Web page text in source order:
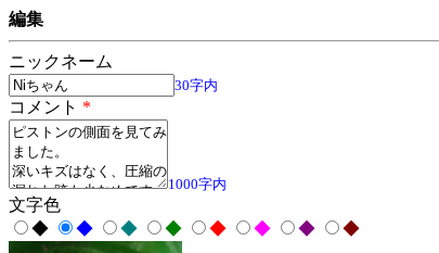
編集
ニックネーム
30字内
コメント *
1000字内
文字色
◆
◆ ◆ ◆ ◆ ◆ ◆ ◆